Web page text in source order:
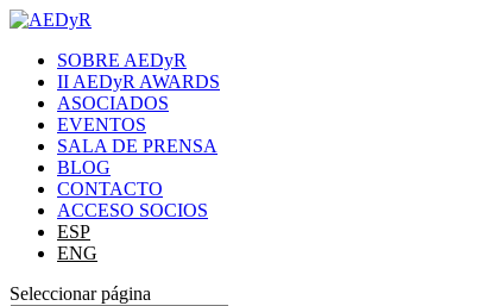
SOBRE AEDyR
II AEDyR AWARDS
ASOCIADOS
EVENTOS
SALA DE PRENSA
BLOG
CONTACTO
ACCESO SOCIOS
ESP
ENG
Seleccionar página